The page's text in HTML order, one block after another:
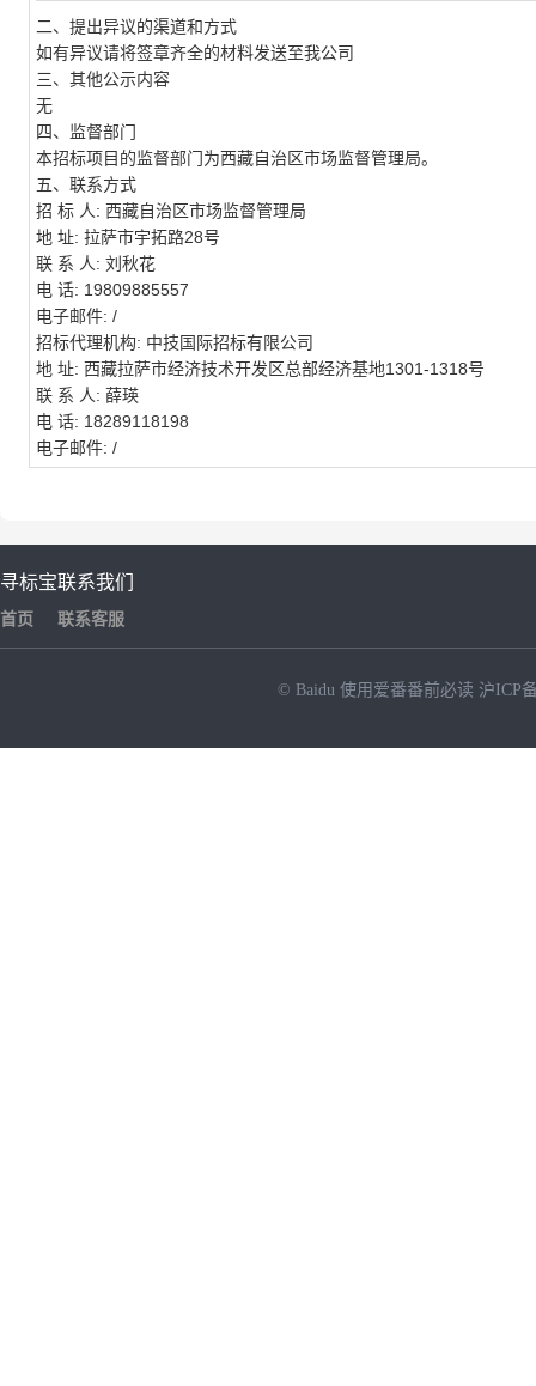
二、提出异议的渠道和方式
如有异议请将签章齐全的材料发送至我公司
三、其他公示内容
无
四、监督部门
本招标项目的监督部门为西藏自治区市场监督管理局。
五、联系方式
招 标 人: 西藏自治区市场监督管理局
地 址: 拉萨市宇拓路28号
联 系 人: 刘秋花
电 话: 19809885557
电子邮件: /
招标代理机构: 中技国际招标有限公司
地 址: 西藏拉萨市经济技术开发区总部经济基地1301-1318号
联 系 人: 薛瑛
电 话: 18289118198
电子邮件: /
寻标宝
首页
联系我们
联系客服
© Baidu 使用爱番番前必读 沪ICP